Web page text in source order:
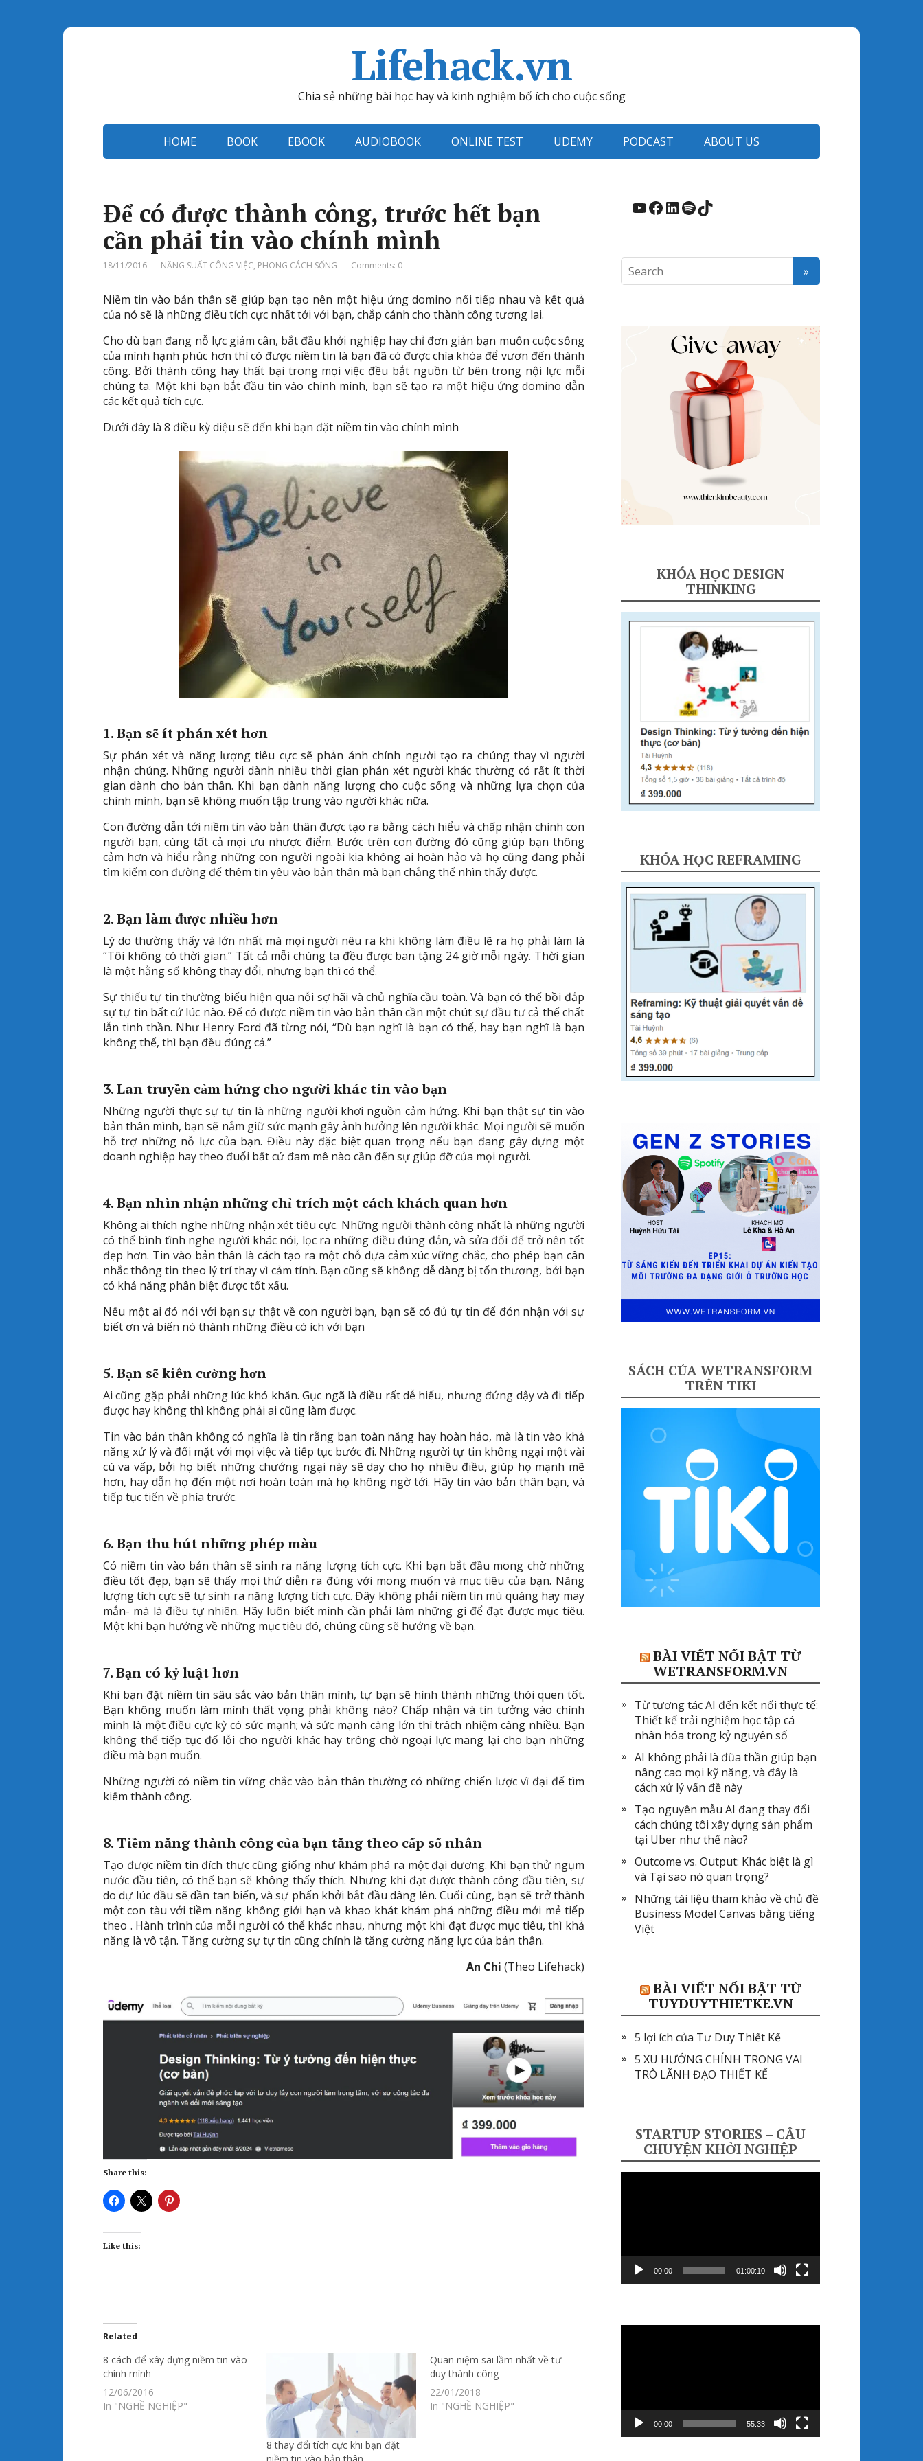
Lifehack.vn
Chia sẻ những bài học hay và kinh nghiệm bổ ích cho cuộc sống
HOME BOOK EBOOK AUDIOBOOK ONLINE TEST UDEMY PODCAST ABOUT US
Để có được thành công, trước hết bạn
cần phải tin vào chính mình
18/11/2016 NĂNG SUẤT CÔNG VIỆC, PHONG CÁCH SỐNG Comments: 0
Niềm tin vào bản thân sẽ giúp bạn tạo nên một hiệu ứng domino nối tiếp nhau và kết quả
của nó sẽ là những điều tích cực nhất tới với bạn, chắp cánh cho thành công tương lai.
Cho dù bạn đang nỗ lực giảm cân, bắt đầu khởi nghiệp hay chỉ đơn giản bạn muốn cuộc sống
của mình hạnh phúc hơn thì có được niềm tin là bạn đã có được chìa khóa để vươn đến thành
công. Bởi thành công hay thất bại trong mọi việc đều bắt nguồn từ bên trong nội lực mỗi
chúng ta. Một khi bạn bắt đầu tin vào chính mình, bạn sẽ tạo ra một hiệu ứng domino dẫn
các kết quả tích cực.
Dưới đây là 8 điều kỳ diệu sẽ đến khi bạn đặt niềm tin vào chính mình
1. Bạn sẽ ít phán xét hơn
Sự phán xét và năng lượng tiêu cực sẽ phản ánh chính người tạo ra chúng thay vì người
nhận chúng. Những người dành nhiều thời gian phán xét người khác thường có rất ít thời
gian dành cho bản thân. Khi bạn dành năng lượng cho cuộc sống và những lựa chọn của
chính mình, bạn sẽ không muốn tập trung vào người khác nữa.
Con đường dẫn tới niềm tin vào bản thân được tạo ra bằng cách hiểu và chấp nhận chính con
người bạn, cùng tất cả mọi ưu nhược điểm. Bước trên con đường đó cũng giúp bạn thông
cảm hơn và hiểu rằng những con người ngoài kia không ai hoàn hảo và họ cũng đang phải
tìm kiếm con đường để thêm tin yêu vào bản thân mà bạn chẳng thể nhìn thấy được.
2. Bạn làm được nhiều hơn
Lý do thường thấy và lớn nhất mà mọi người nêu ra khi không làm điều lẽ ra họ phải làm là
“Tôi không có thời gian.” Tất cả mỗi chúng ta đều được ban tặng 24 giờ mỗi ngày. Thời gian
là một hằng số không thay đổi, nhưng bạn thì có thể.
Sự thiếu tự tin thường biểu hiện qua nỗi sợ hãi và chủ nghĩa cầu toàn. Và bạn có thể bồi đắp
sự tự tin bất cứ lúc nào. Để có được niềm tin vào bản thân cần một chút sự đầu tư cả thể chất
lẫn tinh thần. Như Henry Ford đã từng nói, “Dù bạn nghĩ là bạn có thể, hay bạn nghĩ là bạn
không thể, thì bạn đều đúng cả.”
3. Lan truyền cảm hứng cho người khác tin vào bạn
Những người thực sự tự tin là những người khơi nguồn cảm hứng. Khi bạn thật sự tin vào
bản thân mình, bạn sẽ nắm giữ sức mạnh gây ảnh hưởng lên người khác. Mọi người sẽ muốn
hỗ trợ những nỗ lực của bạn. Điều này đặc biệt quan trọng nếu bạn đang gây dựng một
doanh nghiệp hay theo đuổi bất cứ đam mê nào cần đến sự giúp đỡ của mọi người.
4. Bạn nhìn nhận những chỉ trích một cách khách quan hơn
Không ai thích nghe những nhận xét tiêu cực. Những người thành công nhất là những người
có thể bình tĩnh nghe người khác nói, lọc ra những điều đúng đắn, và sửa đổi để trở nên tốt
đẹp hơn. Tin vào bản thân là cách tạo ra một chỗ dựa cảm xúc vững chắc, cho phép bạn cân
nhắc thông tin theo lý trí thay vì cảm tính. Bạn cũng sẽ không dễ dàng bị tổn thương, bởi bạn
có khả năng phân biệt được tốt xấu.
Nếu một ai đó nói với bạn sự thật về con người bạn, bạn sẽ có đủ tự tin để đón nhận với sự
biết ơn và biến nó thành những điều có ích với bạn
5. Bạn sẽ kiên cường hơn
Ai cũng gặp phải những lúc khó khăn. Gục ngã là điều rất dễ hiểu, nhưng đứng dậy và đi tiếp
được hay không thì không phải ai cũng làm được.
Tin vào bản thân không có nghĩa là tin rằng bạn toàn năng hay hoàn hảo, mà là tin vào khả
năng xử lý và đối mặt với mọi việc và tiếp tục bước đi. Những người tự tin không ngại một vài
cú va vấp, bởi họ biết những chướng ngại này sẽ dạy cho họ nhiều điều, giúp họ mạnh mẽ
hơn, hay dẫn họ đến một nơi hoàn toàn mà họ không ngờ tới. Hãy tin vào bản thân bạn, và
tiếp tục tiến về phía trước.
6. Bạn thu hút những phép màu
Có niềm tin vào bản thân sẽ sinh ra năng lượng tích cực. Khi bạn bắt đầu mong chờ những
điều tốt đẹp, bạn sẽ thấy mọi thứ diễn ra đúng với mong muốn và mục tiêu của bạn. Năng
lượng tích cực sẽ tự sinh ra năng lượng tích cực. Đây không phải niềm tin mù quáng hay may
mắn- mà là điều tự nhiên. Hãy luôn biết mình cần phải làm những gì để đạt được mục tiêu.
Một khi bạn hướng về những mục tiêu đó, chúng cũng sẽ hướng về bạn.
7. Bạn có kỷ luật hơn
Khi bạn đặt niềm tin sâu sắc vào bản thân mình, tự bạn sẽ hình thành những thói quen tốt.
Bạn không muốn làm mình thất vọng phải không nào? Chấp nhận và tin tưởng vào chính
mình là một điều cực kỳ có sức mạnh; và sức mạnh càng lớn thì trách nhiệm càng nhiều. Bạn
không thể tiếp tục đổ lỗi cho người khác hay trông chờ ngoại lực mang lại cho bạn những
điều mà bạn muốn.
Những người có niềm tin vững chắc vào bản thân thường có những chiến lược vĩ đại để tìm
kiếm thành công.
8. Tiềm năng thành công của bạn tăng theo cấp số nhân
Tạo được niềm tin đích thực cũng giống như khám phá ra một đại dương. Khi bạn thử ngụm
nước đầu tiên, có thể bạn sẽ không thấy thích. Nhưng khi đạt được thành công đầu tiên, sự
do dự lúc đầu sẽ dần tan biến, và sự phấn khởi bắt đầu dâng lên. Cuối cùng, bạn sẽ trở thành
một con tàu với tiềm năng không giới hạn và khao khát khám phá những điều mới mẻ tiếp
theo . Hành trình của mỗi người có thể khác nhau, nhưng một khi đạt được mục tiêu, thì khả
năng là vô tận. Tăng cường sự tự tin cũng chính là tăng cường năng lực của bản thân.
An Chi (Theo Lifehack)
Share this:
Like this:
Related
8 cách để xây dựng niềm tin vào
chính mình
12/06/2016
In "NGHỀ NGHIỆP"
8 thay đổi tích cực khi bạn đặt
Quan niệm sai lầm nhất về tư
duy thành công
22/01/2018
In "NGHỀ NGHIỆP"
YouTube
Facebook
LinkedIn
Spotify
TikTok
KHÓA HỌC DESIGN
THINKING
KHÓA HỌC REFRAMING
SÁCH CỦA WETRANSFORM
TRÊN TIKI
BÀI VIẾT NỔI BẬT TỪ
WETRANSFORM.VN
Từ tương tác AI đến kết nối thực tế:
Thiết kế trải nghiệm học tập cá
nhân hóa trong kỷ nguyên số
AI không phải là đũa thần giúp bạn
nâng cao mọi kỹ năng, và đây là
cách xử lý vấn đề này
Tạo nguyên mẫu AI đang thay đổi
cách chúng tôi xây dựng sản phẩm
tại Uber như thế nào?
Outcome vs. Output: Khác biệt là gì
và Tại sao nó quan trọng?
Những tài liệu tham khảo về chủ đề
Business Model Canvas bằng tiếng
Việt
BÀI VIẾT NỔI BẬT TỪ
TUYDUYTHIETKE.VN
5 lợi ích của Tư Duy Thiết Kế
5 XU HƯỚNG CHÍNH TRONG VAI
TRÒ LÃNH ĐẠO THIẾT KẾ
STARTUP STORIES – CÂU
CHUYỆN KHỞI NGHIỆP
00:00 01:00:10
00:00 55:33